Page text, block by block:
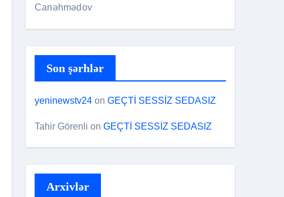
Canəhmədov
Son şərhlər
yeninewstv24 on GEÇTİ SESSİZ SEDASIZ
Tahir Görenli on GEÇTİ SESSİZ SEDASIZ
Arxivlər